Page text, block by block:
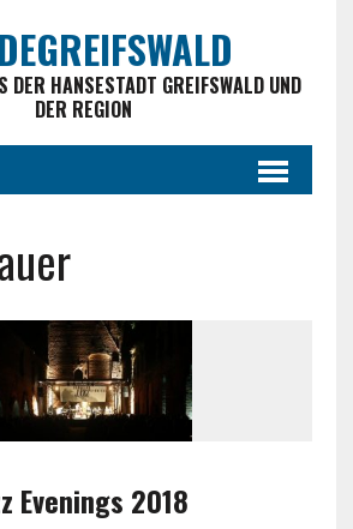
DER HANSESTADT GREIFSWALD UND
DER REGION
Evenings 2018